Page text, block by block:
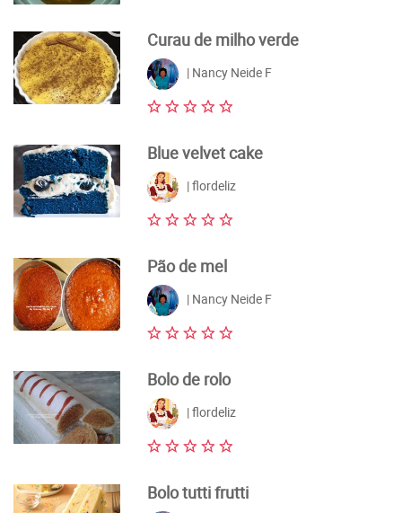
Curau de milho verde
| Nancy Neide F
Blue velvet cake
| flordeliz
Pão de mel
| Nancy Neide F
Bolo de rolo
| flordeliz
Bolo tutti frutti